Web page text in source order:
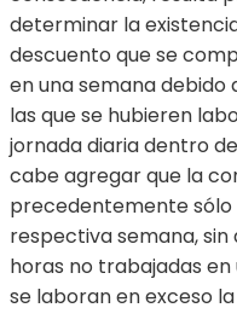
determinar la
descuento que se
en una semana debido
las que se hubieren
jornada diaria dentro
cabe agregar que la
precedentemente
respectiva semana,
horas no trabajadas
se laboran en exceso